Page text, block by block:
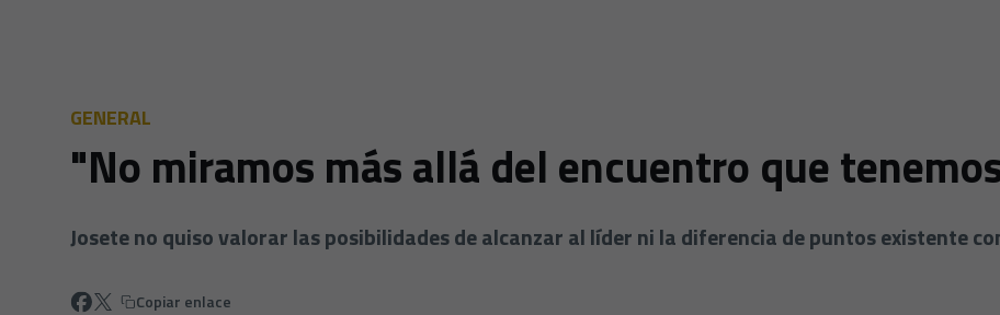
GENERAL
"No miramos más allá del encuentro que
Josete no quiso valorar las posibilidades de alcanzar al líder ni la diferencia de puntos existente
Copiar enlace